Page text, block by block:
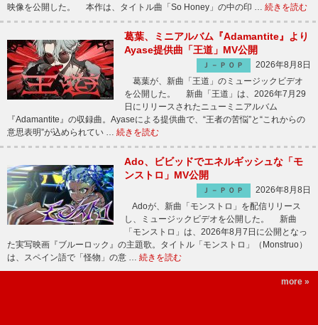
映像を公開した。 本作は、タイトル曲「So Honey」の中の印 … 続きを読む
葛葉、ミニアルバム『Adamantite』より
Ayase提供曲「王道」MV公開
Ｊ－ＰＯＰ
2026年8月8日
葛葉が、新曲「王道」のミュージックビデオ
を公開した。 新曲「王道」は、2026年7月29
日にリリースされたニューミニアルバム
『Adamantite』の収録曲。Ayaseによる提供曲で、“王者の苦悩”と“これからの
意思表明”が込められてい … 続きを読む
Ado、ビビッドでエネルギッシュな「モ
ンストロ」MV公開
Ｊ－ＰＯＰ
2026年8月8日
Adoが、新曲「モンストロ」を配信リリース
し、ミュージックビデオを公開した。 新曲
「モンストロ」は、2026年8月7日に公開となっ
た実写映画『ブルーロック』の主題歌。タイトル「モンストロ」（Monstruo）
は、スペイン語で「怪物」の意 … 続きを読む
more »